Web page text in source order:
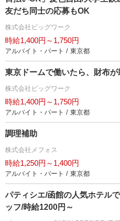
友だち同士の応募もOK
株式会社ビッグワーク
時給1,400円～1,750円
アルバイト・パート / 東京都
東京ドームで働いたら、財布
株式会社ビッグワーク
時給1,400円～1,750円
アルバイト・パート / 東京都
調理補助
株式会社メフォス
時給1,250円～1,400円
アルバイト・パート / 東京都
パティシエ/函館の人気ホテル
ッフ/時給1200円～